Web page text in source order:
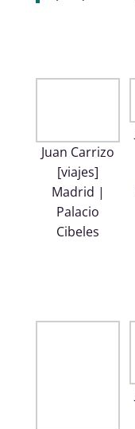
Juan Carrizo
[viajes]
Madrid |
Palacio
Cibeles